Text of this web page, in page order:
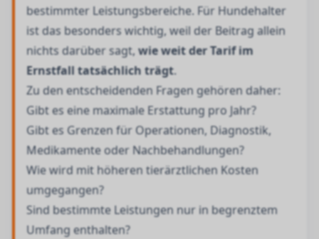
bestimmter Leistungsbereiche. Für Hundehalter
ist das besonders wichtig, weil der Beitrag allein
nichts darüber sagt,wie weit der Tarif im
Ernstfall tatsächlich trägt.
Zu den entscheidenden Fragen gehören daher:
Gibt es eine maximale Erstattung pro Jahr?
Gibt es Grenzen für Operationen, Diagnostik,
Medikamente oder Nachbehandlungen?
Wie wird mit höheren tierärztlichen Kosten
umgegangen?
Sind bestimmte Leistungen nur in begrenztem
Umfang enthalten?